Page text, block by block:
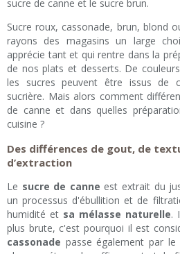
sucre de canne et le sucre brun.
Sucre roux, cassonade, brun, blond
rayons des magasins un large
apprécie tant et qui rentre dans la
de nos plats et desserts. De
les sucres peuvent être issus de
sucrière. Mais alors comment
de canne et dans quelles
cuisine ?
Des différences de gout, de
d’extraction
Le sucre de canne est extrait du
un processus d'ébullition et de
humidité et sa mélasse naturelle.
plus brute, c'est pourquoi il est
cassonade passe également par